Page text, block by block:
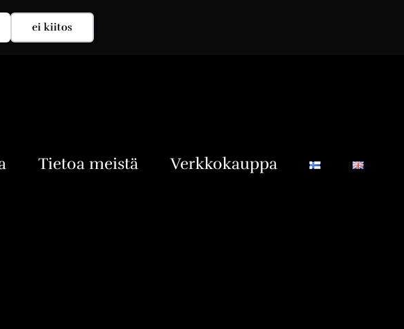
ei kiitos
Tietoa meistä Verkkokauppa